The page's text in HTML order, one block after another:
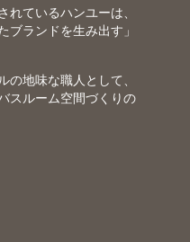
れているハンユーは、
ブランドを生み出す」
の地味な職人として、
スルーム空間づくりの